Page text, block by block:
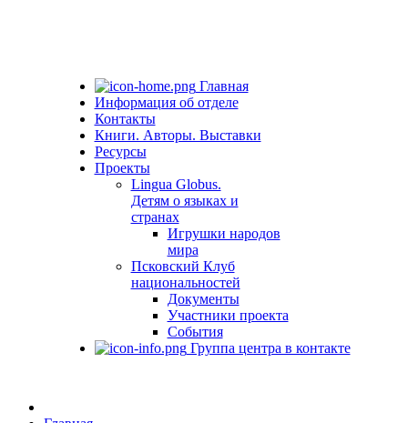
Главная
Информация об отделе
Контакты
Книги. Авторы. Выставки
Ресурсы
Проекты
Lingua Globus.
Детям о языках и
странах
Игрушки народов
мира
Псковский Клуб
национальностей
Документы
Участники проекта
События
Группа центра в контакте